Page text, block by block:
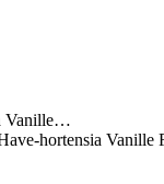
Vanille…
hortensia Vanille